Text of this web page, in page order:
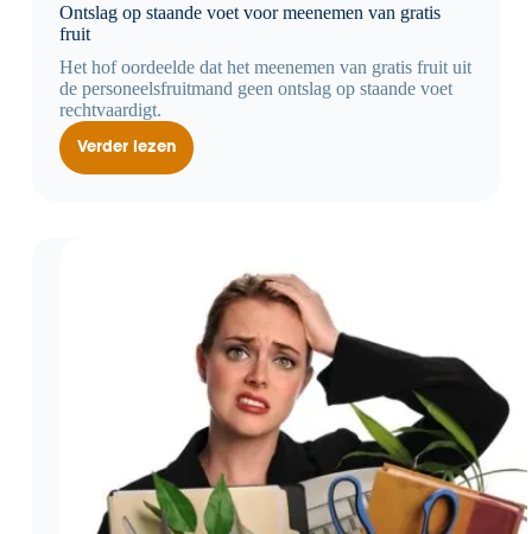
Ontslag op staande voet voor meenemen van gratis
fruit
Het hof oordeelde dat het meenemen van gratis fruit uit
de personeelsfruitmand geen ontslag op staande voet
rechtvaardigt.
Verder lezen
Ontslag